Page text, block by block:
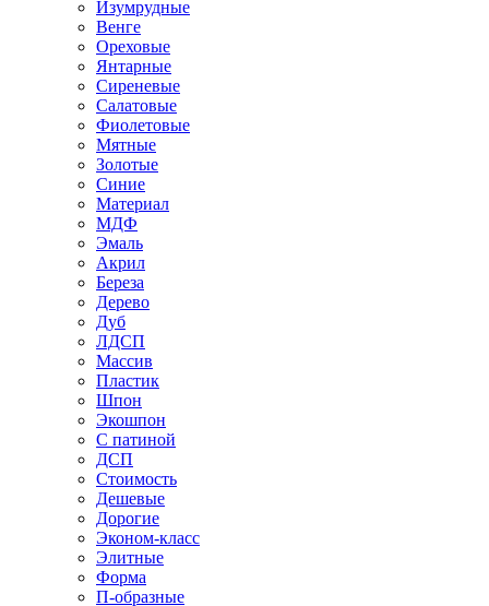
Изумрудные
Венге
Ореховые
Янтарные
Сиреневые
Салатовые
Фиолетовые
Мятные
Золотые
Синие
Материал
МДФ
Эмаль
Акрил
Береза
Дерево
Дуб
ЛДСП
Массив
Пластик
Шпон
Экошпон
С патиной
ДСП
Стоимость
Дешевые
Дорогие
Эконом-класс
Элитные
Форма
П-образные